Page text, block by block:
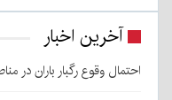
آخرین اخبار
احتمال وقوع رگبار باران در